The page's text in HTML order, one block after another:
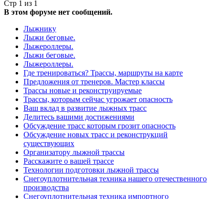
Стр 1 из 1
В этом форуме нет сообщений.
Лыжнику
Лыжи беговые.
Лыжероллеры.
Лыжи беговые.
Лыжероллеры.
Где тренироваться? Трассы, маршруты на карте
Предложения от тренеров. Мастер классы
Трассы новые и реконструируемые
Трассы, которым сейчас угрожает опасность
Ваш вклад в развитие лыжных трасс
Делитесь вашими достижениями
Обсуждение трасс которым грозит опасность
Обсуждение новых трасс и реконструкций
существующих
Организатору лыжной трассы
Расскажите о вашей трассе
Технологии подготовки лыжной трассы
Снегоуплотнительная техника нашего отечественного
производства
Снегоуплотнительная техника импортного